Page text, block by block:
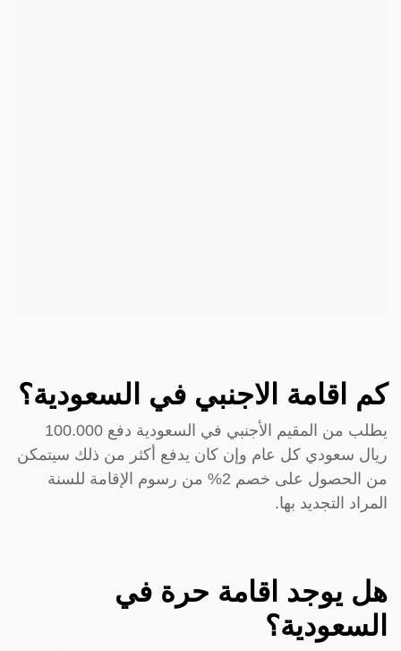
كم اقامة الاجنبي في السعودية؟
يطلب من المقيم الأجنبي في السعودية دفع 100.000
ريال سعودي كل عام وإن كان يدفع أكثر من ذلك سيتمكن
من الحصول على خصم 2% من رسوم الإقامة للسنة
المراد التجديد بها.
هل يوجد اقامة حرة في
السعودية؟